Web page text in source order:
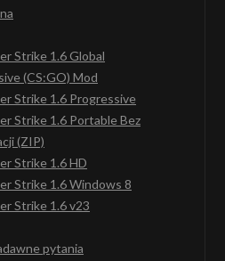
Strike 1.6 Global
(CS:GO) Mod
Strike 1.6 Progressive
Strike 1.6 Portable Bez
(ZIP)
Strike 1.6 HD
Strike 1.6 Windows 8
Strike 1.6 v23
pytania